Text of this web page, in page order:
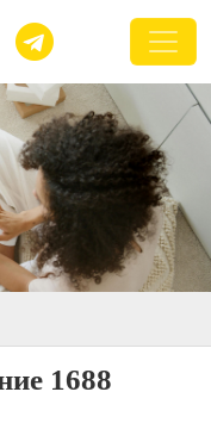

1688